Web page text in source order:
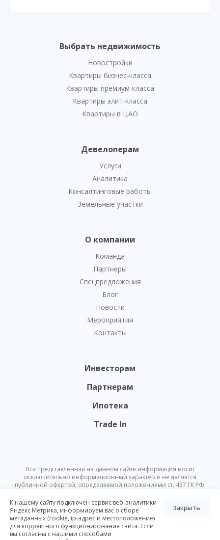
Выбрать недвижимость
Новостройки
Квартиры бизнес-класса
Квартиры премиум-класса
Квартиры элит-класса
Квартиры в ЦАО
Девелоперам
Услуги
Аналитика
Консалтинговые работы
Земельные участки
О компании
Команда
Партнеры
Спецпредложения
Блог
Новости
Мероприятия
Контакты
Инвесторам
Партнерам
Ипотека
Trade In
Вся представленная на данном сайте информация носит
исключительно информационный характер и не является
публичной офертой, определяемой положениями ст. 437 ГК РФ.
изменена в любое время без предварительного уведомления.
© Nikoliers 2026
Положение об обработке персональных данных
К нашему сайту подключен сервис веб-аналитики
Яндекс Метрика, информируем вас о сборе
метаданных (cookie, ip-адрес и местоположение)
для корректного функционирования сайта. Если
вы согласны с нашими способами
Закрыть